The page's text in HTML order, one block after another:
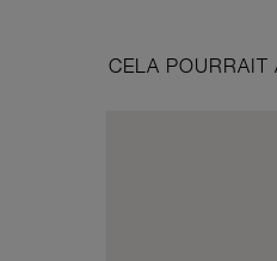
CELA POURRAIT